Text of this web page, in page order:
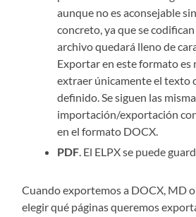
aunque no es aconsejable
concreto, ya que se
archivo quedará lleno de
Exportar en este formato es
extraer únicamente el texto
definido. Se siguen las
importación/exportación
en el formato DOCX.
PDF. El ELPX se puede
Cuando exportemos a DOCX, MD
elegir qué páginas queremos